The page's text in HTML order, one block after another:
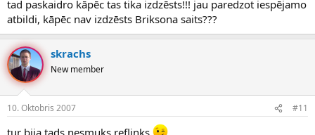
tad paskaidro kāpēc tas tika izdzēsts!!! jau paredzot iespējamo
atbildi, kāpēc nav izdzēsts Briksona saits???
skrachs
New member
10. Oktobris 2007 #11